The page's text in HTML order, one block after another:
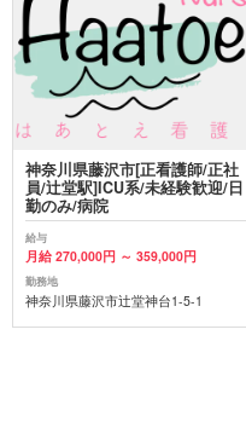
神奈川県藤沢市[正看護師/正社
員/辻堂駅]ICU系/未経験歓迎/日
勤のみ/病院
給与
月給 270,000円 ～ 359,000円
勤務地
神奈川県藤沢市辻堂神台1-5-1